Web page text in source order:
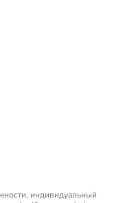
индивидуальный